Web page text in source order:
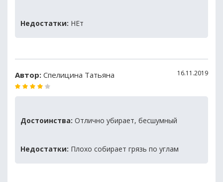
Недостатки: НЕт
Автор: Спелицина Татьяна 16.11.2019
Достоинства: Отлично убирает, бесшумный
Недостатки: Плохо собирает грязь по углам